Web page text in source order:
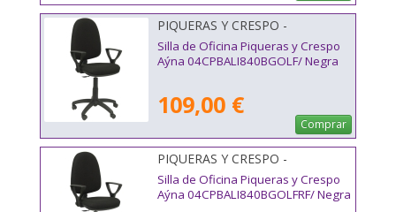
PIQUERAS Y CRESPO -
04CPBALI840BGOLF
Silla de Oficina Piqueras y Crespo
Aýna 04CPBALI840BGOLF/ Negra
109,00 €
Comprar
PIQUERAS Y CRESPO -
04CPBALI840BGOLFRF
Silla de Oficina Piqueras y Crespo
Aýna 04CPBALI840BGOLFRF/ Negra